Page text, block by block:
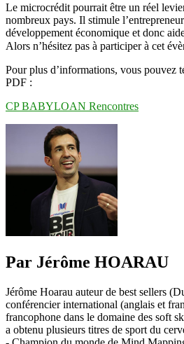
Le microcrédit pourrait être un réel
nombreux pays. Il stimule
développement économique et donc
Alors n’hésitez pas à participer à cet
Pour plus d’informations, vous pouvez
PDF :
CP BABYLOAN Rencontres
Par Jérôme HOARAU
Jérôme Hoarau auteur de best sellers
conférencier international (anglais et
francophone dans le domaine des soft
a obtenu plusieurs titres de sport du